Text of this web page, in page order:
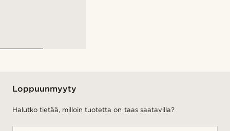
Loppuunmyyty
Halutko tietää, milloin tuotetta on taas saatavilla?